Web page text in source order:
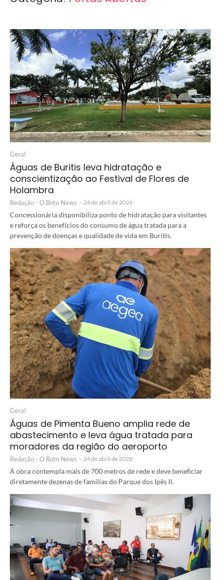
Geral
Águas de Buritis leva hidratação e
conscientização ao Festival de Flores de
Holambra
Redação - O Boto News - 24 de abril de 2026
Concessionária disponibiliza ponto de hidratação para visitantes
e reforça os benefícios do consumo de água tratada para a
prevenção de doenças e qualidade de vida em Buritis.
Geral
Águas de Pimenta Bueno amplia rede de
abastecimento e leva água tratada para
moradores da região do aeroporto
Redação - O Boto News - 24 de abril de 2026
A obra contempla mais de 700 metros de rede e deve beneficiar
diretamente dezenas de famílias do Parque dos Ipês II.